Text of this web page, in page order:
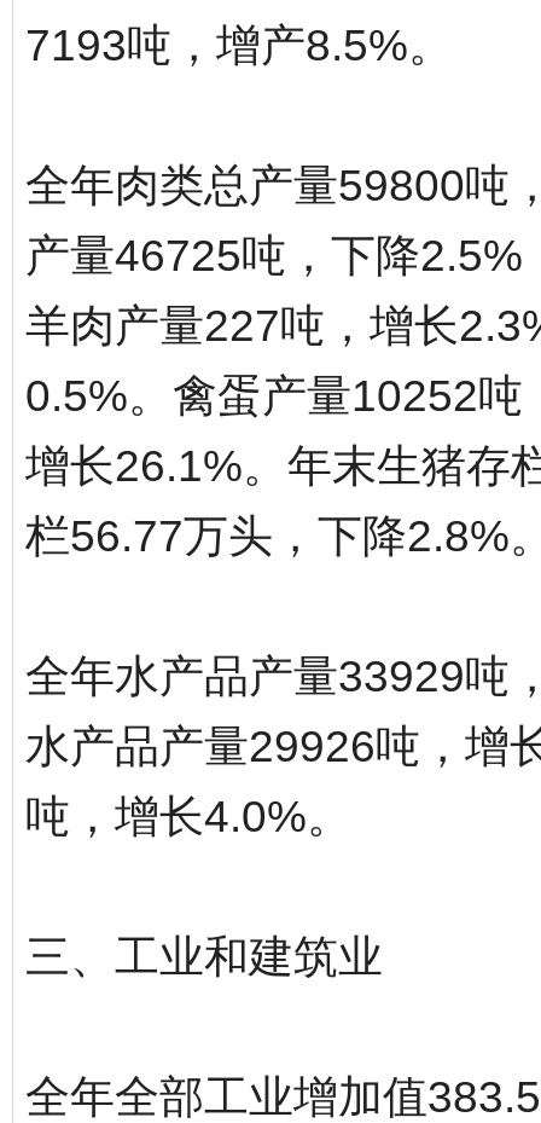
7193吨，增产8.5%。
全年肉类总产量59800吨
产量46725吨，下降
羊肉产量227吨，增长
0.5%。禽蛋产量10252
增长26.1%。年末生猪存
栏56.77万头，下降2.8%
全年水产品产量33929吨
水产品产量29926吨，增
吨，增长4.0%。
三、工业和建筑业
全年全部工业增加值